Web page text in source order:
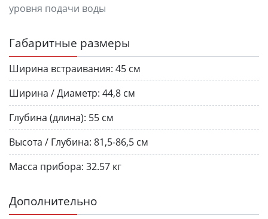
уровня подачи воды
Габаритные размеры
Ширина встраивания: 45 см
Ширина / Диаметр: 44,8 см
Глубина (длина): 55 см
Высота / Глубина: 81,5-86,5 см
Масса прибора: 32.57 кг
Дополнительно